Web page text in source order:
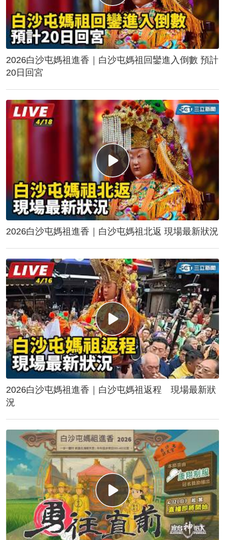
2026白沙屯媽祖進香｜白沙屯媽祖回鑾進入倒數 預計
20日回宮
2026白沙屯媽祖進香｜白沙屯媽祖北返 現場最新狀況
2026白沙屯媽祖進香｜白沙屯媽祖返程 現場最新狀
況